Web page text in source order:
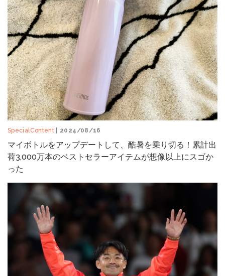
SpecialContent | 2024/08/16
マイボトルをアップデートして、酷暑を乗り切る！累計出
荷3,000万本のベストセラーアイテムが想像以上にスゴか
った